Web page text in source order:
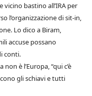
vicino bastino all’IRA per
l’organizzazione di sit-in,
Lo dico a Biram,
accuse possano
conti.
è l’Europa, “qui c’è
gli schiavi e tutti